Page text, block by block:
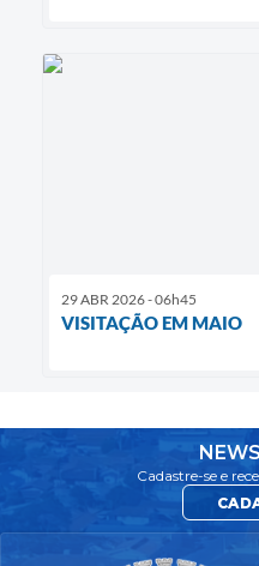
29 ABR 2026 - 06h45
VISITAÇÃO EM MAIO
Cadastre-se e